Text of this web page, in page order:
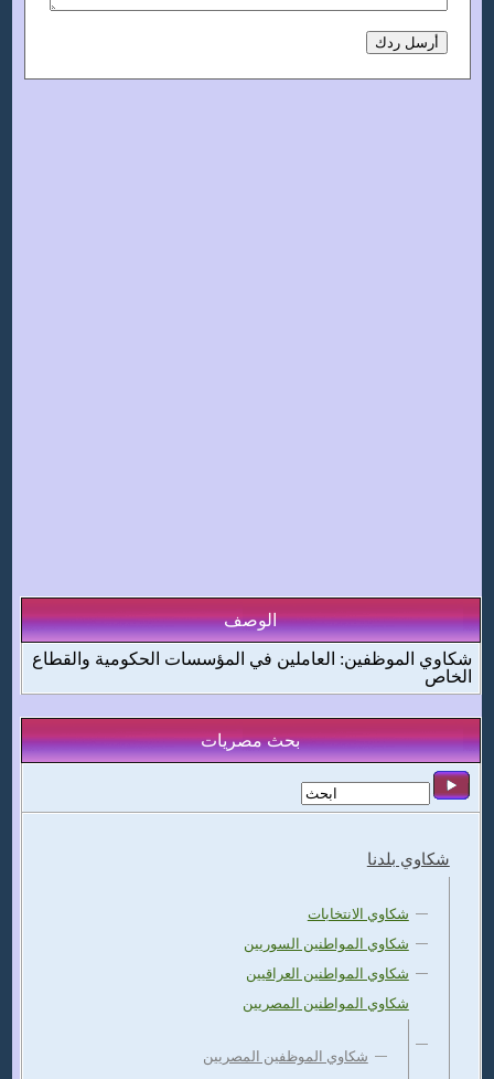
الوصف
شكاوي الموظفين: العاملين في المؤسسات الحكومية والقطاع
الخاص
بحث مصريات
شكاوي بلدنا
شكاوي الانتخابات
شكاوي المواطنين السوريين
شكاوي المواطنين العراقيين
شكاوي المواطنين المصريين
شكاوي الموظفين المصريين